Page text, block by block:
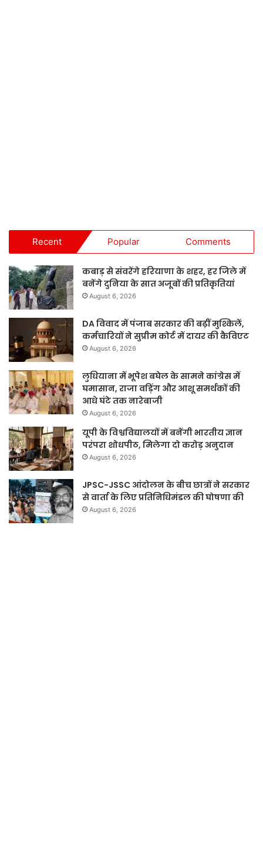
Recent Popular Comments
कबाड़ से संवरेंगे हरियाणा के शहर, हर जिले में
बनेंगे दुनिया के सात अजूबों की प्रतिकृतियां
August 6, 2026
DA विवाद में पंजाब सरकार की बढ़ीं मुश्किलें,
कर्मचारियों ने सुप्रीम कोर्ट में दायर की कैविएट
August 6, 2026
लुधियाना में भूपेश बघेल के सामने कांग्रेस में
घमासान, राजा वड़िंग और आशू समर्थकों की
आधे घंटे तक नारेबाजी
August 6, 2026
यूपी के विश्वविद्यालयों में बनेंगी भारतीय ज्ञान
परंपरा शोधपीठ, मिलेगा दो करोड़ अनुदान
August 6, 2026
JPSC-JSSC आंदोलन के बीच छात्रों ने सरकार
से वार्ता के लिए प्रतिनिधिमंडल की घोषणा की
August 6, 2026